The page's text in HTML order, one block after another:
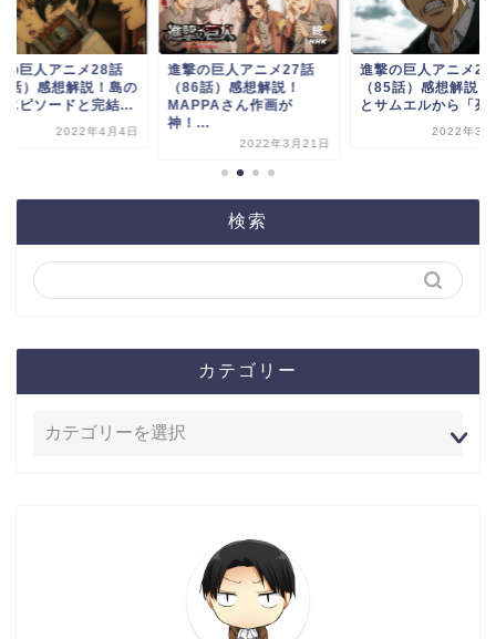
の巨人アニメ28話
話）感想解説！島の
エピソードと完結...
2022年4月4日
進撃の巨人アニメ27話
（86話）感想解説！
MAPPAさん作画が
神！...
2022年3月21日
進撃の巨人アニメ26
（85話）感想解説！
とサムエルから「死
2022年3
検索
カテゴリー